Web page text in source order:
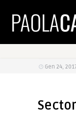
Gen 24,